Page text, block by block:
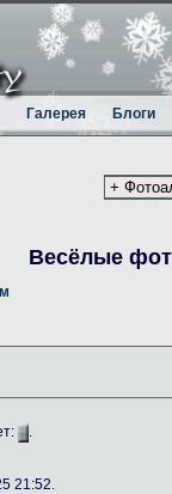
Галерея Блоги
Весёлые
.
21:52.